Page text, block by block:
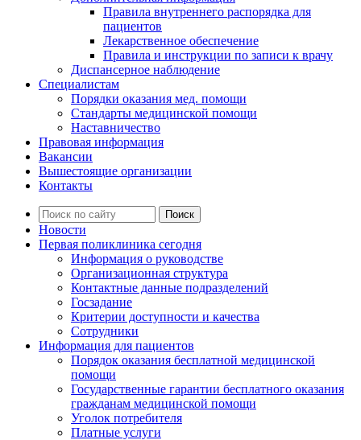
Правила внутреннего распорядка для
пациентов
Лекарственное обеспечение
Правила и инструкции по записи к врачу
Диспансерное наблюдение
Специалистам
Порядки оказания мед. помощи
Стандарты медицинской помощи
Наставничество
Правовая информация
Вакансии
Вышестоящие организации
Контакты
Новости
Первая поликлиника сегодня
Информация о руководстве
Организационная структура
Контактные данные подразделений
Госзадание
Критерии доступности и качества
Сотрудники
Информация для пациентов
Порядок оказания бесплатной медицинской
помощи
Государственные гарантии бесплатного оказания
гражданам медицинской помощи
Уголок потребителя
Платные услуги